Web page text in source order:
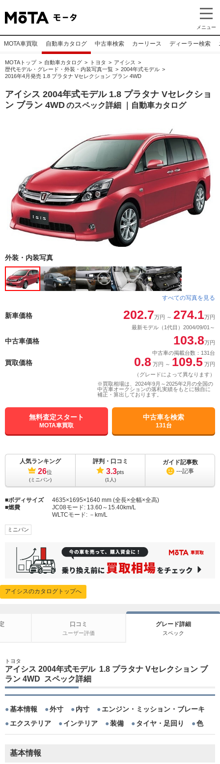
メニュー
MOTA車買取 自動車カタログ 中古車検索 カーリース ディーラー検索
MOTAトップ 自動車カタログ トヨタ
アイシス
歴代モデル・グレード・外装・内装写真一覧
2004年式モデル
2016年4月発売 1.8 プラタナ Vセレクション ブラン 4WD
アイシス 2004年式モデル 1.8 プラタナ Vセレクショ
ン ブラン 4WDのスペック詳細 ｜自動車カタログ
外装・内装写真
すべての写真を見る
新車価格 202.7万円 ～ 274.1万円
最新モデル（1代目）2004/09/01～
中古車価格 103.8万円
中古車の掲載台数：131台
買取価格 0.8 万円 ～ 109.5 万円
（グレードによって異なります）
※買取相場は、2024年9月～2025年2月の全国の
中古車オークションの落札実績をもとに独自に
補正・算出しております。
無料査定スタート
MOTA車買取
中古車を検索
131台
人気ランキング
26位
(ミニバン)
評判・口コミ
3.3pts
(1人)
ガイド記事数
---記事
ボディサイズ
4635×1695×1640 mm (全長×全幅×全高)
燃費
JC08モード: 13.60～15.40km/L
WLTCモード: －km/L
ミニバン
アイシスのカタログトップへ
口コミ
ユーザー評価
グレード詳細
スペック
トヨタ
アイシス 2004年式モデル 1.8 プラタナ Vセレクション ブ
ラン 4WD スペック詳細
基本情報 外寸 内寸
エンジン・ミッション・ブレーキ
エクステリア
インテリア 装備 タイヤ・足回り 色
基本情報